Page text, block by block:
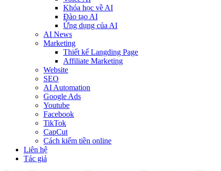
Khóa học về AI
Đào tạo AI
Ứng dụng của AI
AI News
Marketing
Thiết kế Langding Page
Affiliate Marketing
Website
SEO
AI Automation
Google Ads
Youtube
Facebook
TikTok
CapCut
Cách kiếm tiền online
Liên hệ
Tác giả